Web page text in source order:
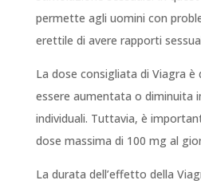
permette agli uomini con
erettile di avere rapporti
La dose consigliata di Viagra è
essere aumentata o diminuita
individuali. Tuttavia, è
dose massima di 100 mg al
La durata dell’effetto della